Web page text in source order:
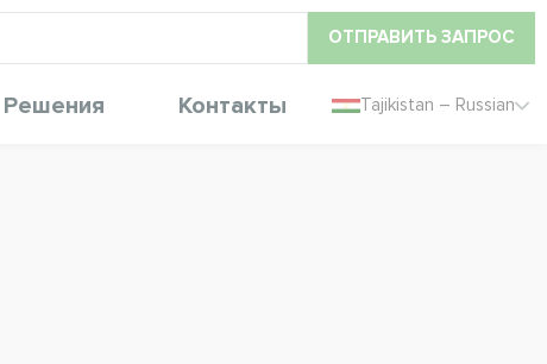
ОТПРАВИТЬ ЗАПРОС
Решения Контакты Tajikistan – Russian